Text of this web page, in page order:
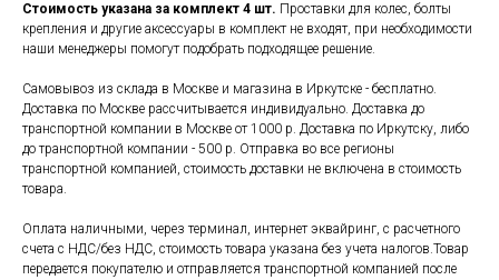
Стоимость указана за комплект 4 шт. Проставки для колес, болты
крепления и другие аксессуары в комплект не входят, при необходимости
наши менеджеры помогут подобрать подходящее решение.
Самовывоз из склада в Москве и магазина в Иркутске - бесплатно.
Доставка по Москве рассчитывается индивидуально. Доставка до
транспортной компании в Москве от 1000 р. Доставка по Иркутску, либо
до транспортной компании - 500 р. Отправка во все регионы
транспортной компанией, стоимость доставки не включена в стоимость
товара.
Оплата наличными, через терминал, интернет эквайринг, с расчетного
счета с НДС/без НДС, стоимость товара указана без учета налогов.Товар
передается покупателю и отправляется транспортной компанией после